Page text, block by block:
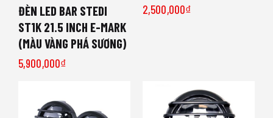
ĐÈN LED BAR STEDI
ST1K 21.5 INCH E-MARK
(MÀU VÀNG PHÁ SƯƠNG)
5,900,000₫
2,500,000₫